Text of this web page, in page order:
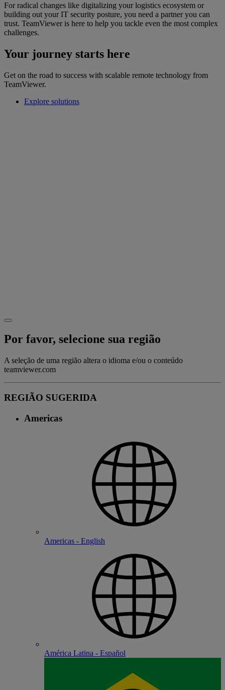
For radical changes like digitalizing your logistics ecosystem or
building out your IT security posture, you need a partner you can
trust. TeamViewer is here to help you tackle even the most complex
challenges.
Your journey starts here
Get on the road to success with scalable remote technology from
TeamViewer.
Explore solutions
Por favor, selecione sua região
A seleção de uma região altera o idioma e/ou o conteúdo
teamviewer.com
REGIÃO SUGERIDA
Americas
Americas - English
América Latina - Español